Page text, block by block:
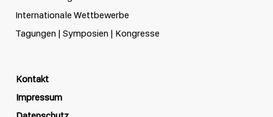
Internationale Wettbewerbe
Tagungen | Symposien | Kongresse
Kontakt
Impressum